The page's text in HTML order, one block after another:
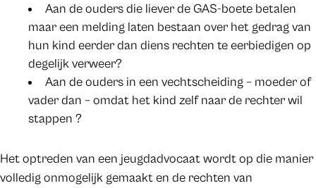
Aan de ouders die liever de GAS-boete betalen
maar een melding laten bestaan over het gedrag van
hun kind eerder dan diens rechten te eerbiedigen op
degelijk verweer?
Aan de ouders in een vechtscheiding – moeder of
vader dan – omdat het kind zelf naar de rechter wil
stappen ?
Het optreden van een jeugdadvocaat wordt op die manier
volledig onmogelijk gemaakt en de rechten van